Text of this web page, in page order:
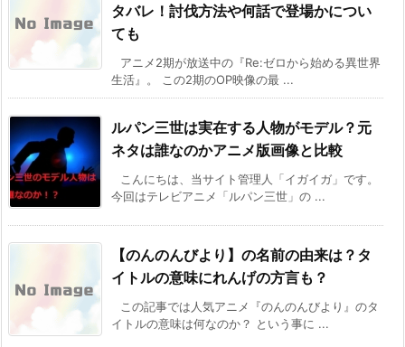
タバレ！討伐方法や何話で登場かについ
ても
アニメ2期が放送中の『Re:ゼロから始める異世界
生活』。 この2期のOP映像の最 ...
ルパン三世は実在する人物がモデル？元
ネタは誰なのかアニメ版画像と比較
こんにちは、当サイト管理人「イガイガ」です。
今回はテレビアニメ「ルパン三世」の ...
【のんのんびより】の名前の由来は？タ
イトルの意味にれんげの方言も？
この記事では人気アニメ『のんのんびより』のタ
イトルの意味は何なのか？ という事に ...